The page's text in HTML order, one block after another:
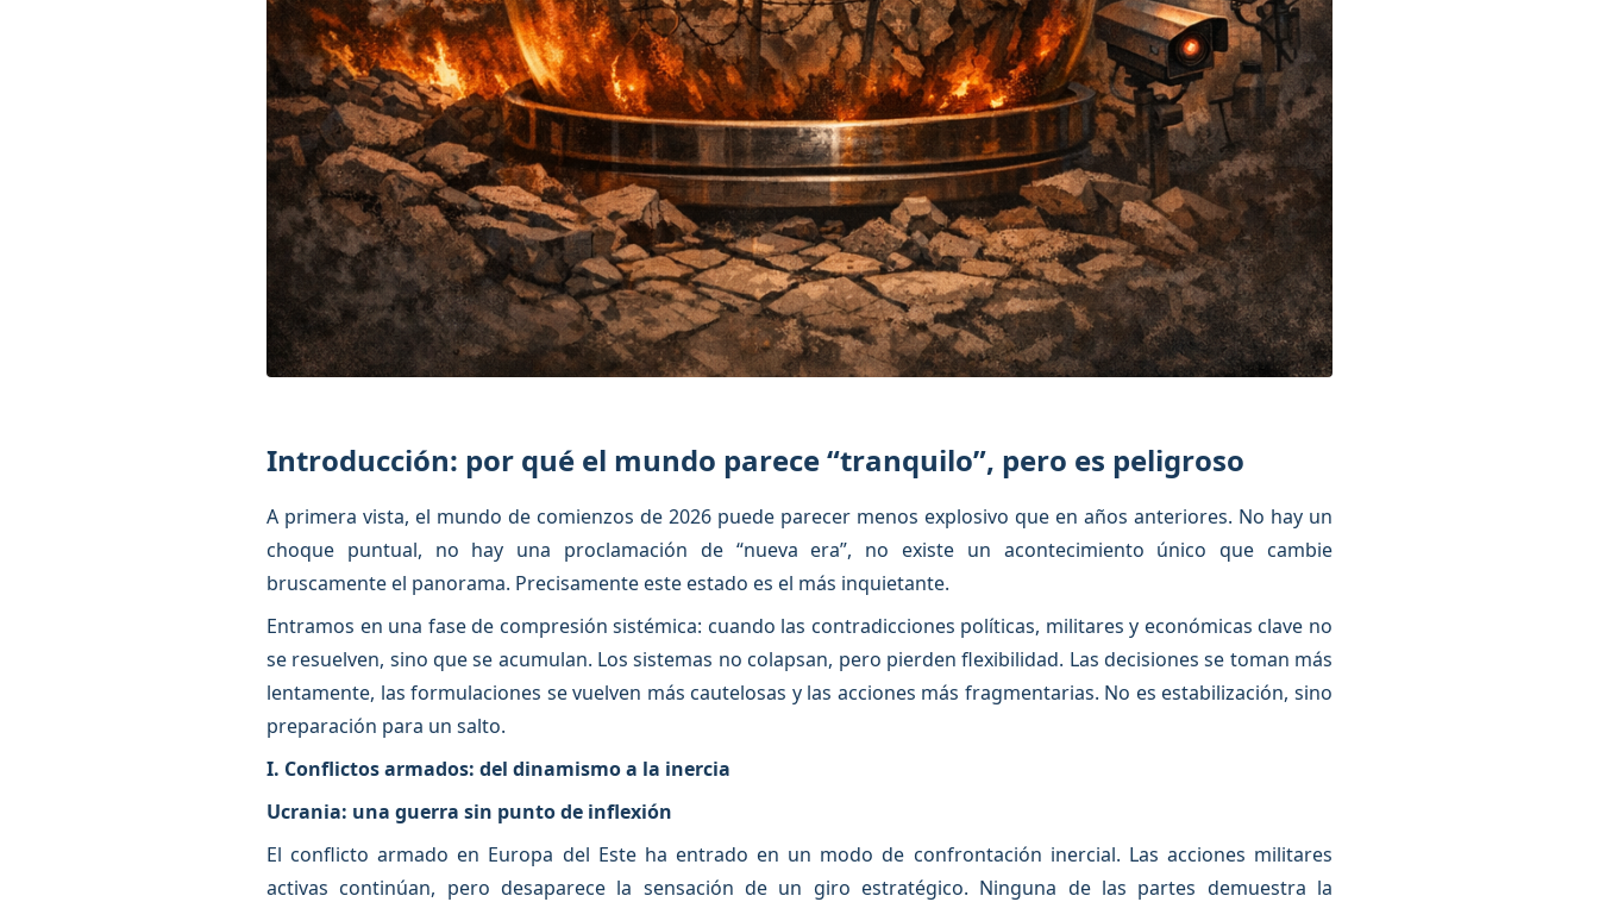
Introducción: por qué el mundo parece “tranquilo”, pero es peligroso
A primera vista, el mundo de comienzos de 2026 puede parecer menos explosivo que en años anteriores. No hay un
choque puntual, no hay una proclamación de “nueva era”, no existe un acontecimiento único que cambie
bruscamente el panorama. Precisamente este estado es el más inquietante.
Entramos en una fase de compresión sistémica: cuando las contradicciones políticas, militares y económicas clave no
se resuelven, sino que se acumulan. Los sistemas no colapsan, pero pierden flexibilidad. Las decisiones se toman más
lentamente, las formulaciones se vuelven más cautelosas y las acciones más fragmentarias. No es estabilización, sino
preparación para un salto.
I. Conflictos armados: del dinamismo a la inercia
Ucrania: una guerra sin punto de inflexión
El conflicto armado en Europa del Este ha entrado en un modo de confrontación inercial. Las acciones militares
activas continúan, pero desaparece la sensación de un giro estratégico. Ninguna de las partes demuestra la